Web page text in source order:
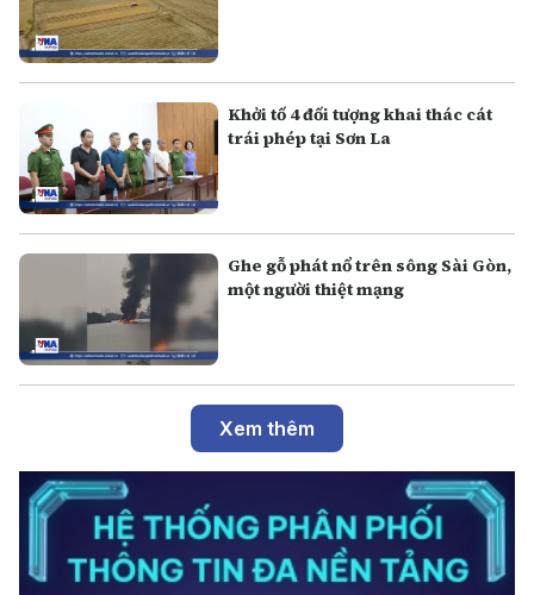
Khởi tố 4 đối tượng khai thác cát
trái phép tại Sơn La
Ghe gỗ phát nổ trên sông Sài Gòn,
một người thiệt mạng
Xem thêm